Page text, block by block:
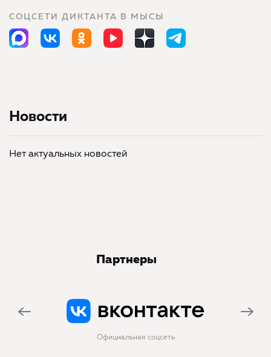
СОЦСЕТИ ДИКТАНТА В МЫСЫ
Новости
Нет актуальных новостей
Партнеры
Официальная соцсеть